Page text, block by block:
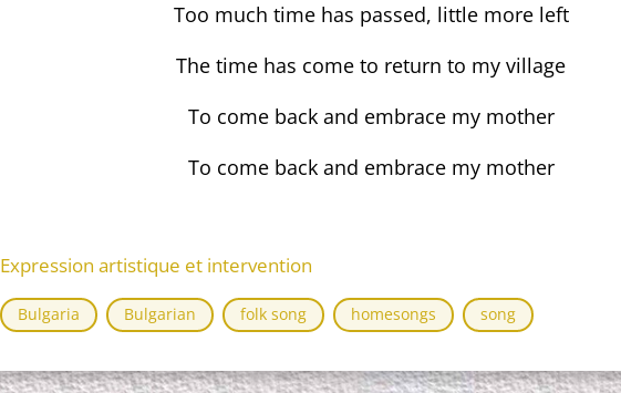
Too much time has passed, little more left
The time has come to return to my village
To come back and embrace my mother
To come back and embrace my mother
Expression artistique et intervention
Bulgaria Bulgarian folk song homesongs song